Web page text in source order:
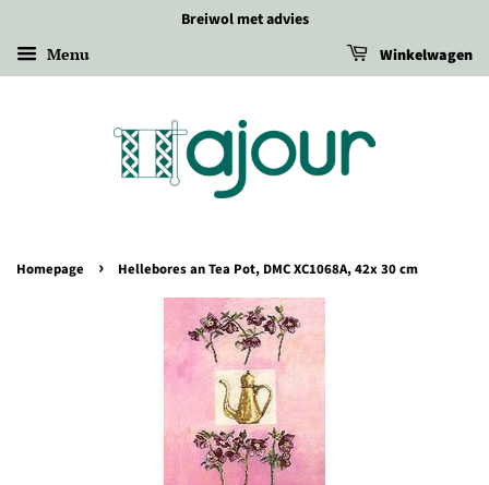
Breiwol met advies
Menu Winkelwagen
Homepage › Hellebores an Tea Pot, DMC XC1068A, 42x 30 cm